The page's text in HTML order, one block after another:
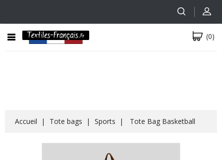
(0)
Accueil Tote bags Sports Tote Bag Basketball